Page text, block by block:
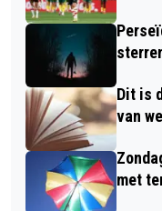
Dit is
van
met